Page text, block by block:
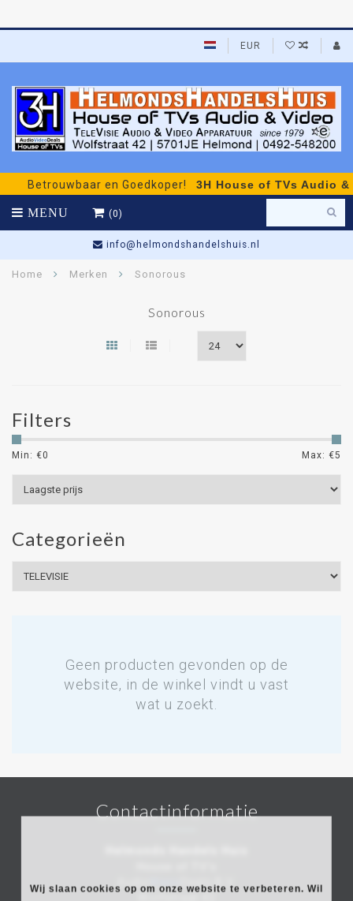
EUR
Betrouwbaar en Goedkoper!3H House of TVs Audio &
MENU (0)
info@helmondshandelshuis.nl
Home Merken Sonorous
Sonorous
Filters
Min: €0 Max: €5
Categorieën
Geen producten gevonden op de
website, in de winkel vindt u vast
wat u zoekt.
Wij slaan cookies op om onze website te verbeteren. Wil
Contactinformatie
Deals B.V.